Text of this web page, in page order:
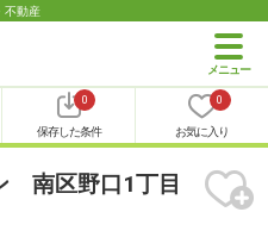
不動産
0
保存した条件
0
お気に入り
南区野口1丁目